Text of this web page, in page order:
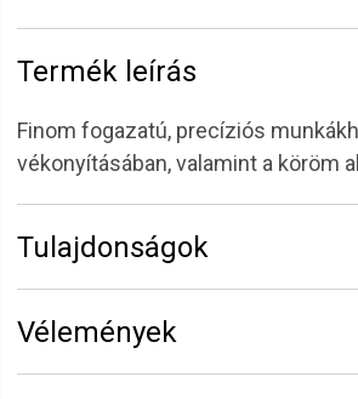
Termék leírás
Finom fogazatú, precíziós
vékonyításában, valamint a köröm
Tulajdonságok
Vélemények